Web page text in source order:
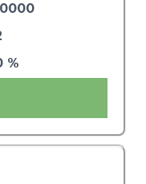
%